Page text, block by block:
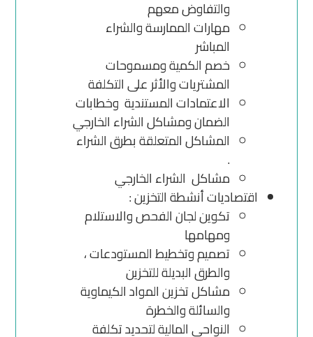
والتفاوض معهم
مهارات الممارسة والشراء
المباشر
خصم الكمية ومسموحات
المشتريات والأثر على التكلفة
الاعتمادات المستندية وخطابات
الضمان ومشاكل الشراء الخارجي
المشاكل المتعلقة بطرق الشراء
.
مشاكل الشراء الخارجي
اقتصاديات أنشطة التخزين :
تكوين لجان الفحص والاستلام
ومهامها
تصميم وتخطيط المستودعات ،
والطرق البديلة للتخزين
مشاكل تخزين المواد الكيماوية
والسائلة والخطرة
النواحي المالية لتحديد تكلفة